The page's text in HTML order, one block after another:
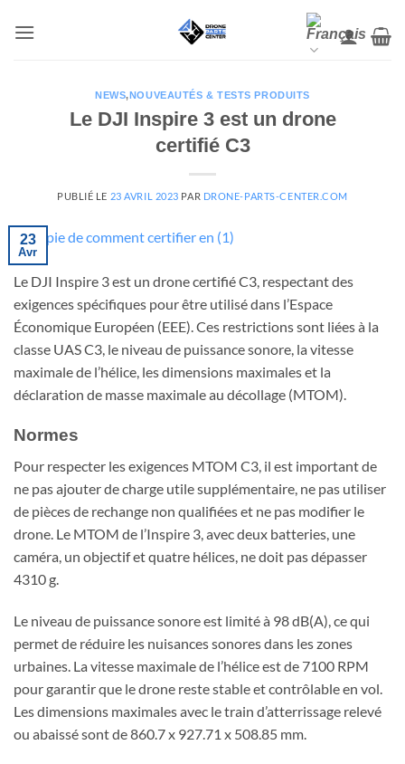
NEWS,NOUVEAUTÉS & TESTS PRODUITS
Le DJI Inspire 3 est un drone
certifié C3
PUBLIÉ LE 23 AVRIL 2023 PAR DRONE-PARTS-CENTER.COM
23
Avr
Le DJI Inspire 3 est un drone certifié C3, respectant des
exigences spécifiques pour être utilisé dans l’Espace
Économique Européen (EEE). Ces restrictions sont liées à la
classe UAS C3, le niveau de puissance sonore, la vitesse
maximale de l’hélice, les dimensions maximales et la
déclaration de masse maximale au décollage (MTOM).
Normes
Pour respecter les exigences MTOM C3, il est important de
ne pas ajouter de charge utile supplémentaire, ne pas utiliser
de pièces de rechange non qualifiées et ne pas modifier le
drone. Le MTOM de l’Inspire 3, avec deux batteries, une
caméra, un objectif et quatre hélices, ne doit pas dépasser
4310 g.
Le niveau de puissance sonore est limité à 98 dB(A), ce qui
permet de réduire les nuisances sonores dans les zones
urbaines. La vitesse maximale de l’hélice est de 7100 RPM
pour garantir que le drone reste stable et contrôlable en vol.
Les dimensions maximales avec le train d’atterrissage relevé
ou abaissé sont de 860.7 x 927.71 x 508.85 mm.